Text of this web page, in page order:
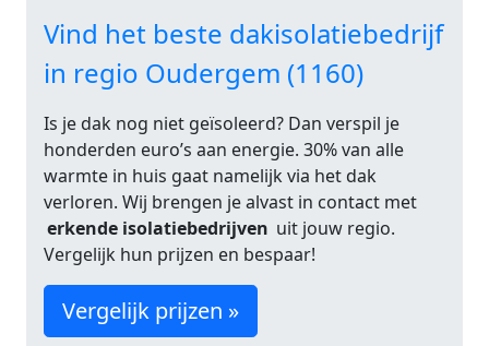
Vind het beste dakisolatiebedrijf
in regio Oudergem (1160)
Is je dak nog niet geïsoleerd? Dan verspil je
honderden euro’s aan energie. 30% van alle
warmte in huis gaat namelijk via het dak
verloren. Wij brengen je alvast in contact met
erkende isolatiebedrijven uit jouw regio.
Vergelijk hun prijzen en bespaar!
Vergelijk prijzen »